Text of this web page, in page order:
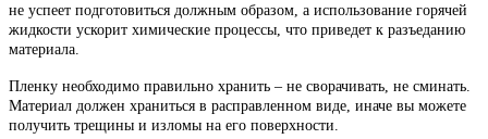
не успеет подготовиться должным образом, а использование горячей
жидкости ускорит химические процессы, что приведет к разъеданию
материала.
Пленку необходимо правильно хранить – не сворачивать, не сминать.
Материал должен храниться в расправленном виде, иначе вы можете
получить трещины и изломы на его поверхности.